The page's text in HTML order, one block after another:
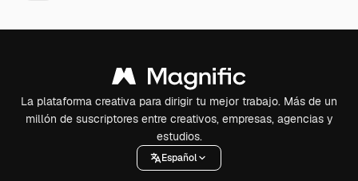
La plataforma creativa para dirigir tu mejor trabajo. Más de un
millón de suscriptores entre creativos, empresas, agencias y
estudios.
Español